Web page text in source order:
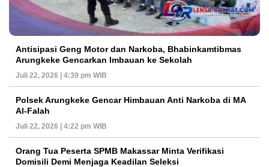
Antisipasi Geng Motor dan Narkoba, Bhabinkamtibmas
Arungkeke Gencarkan Imbauan ke Sekolah
Juli 22, 2026 | 4:39 pm WIB
Polsek Arungkeke Gencar Himbauan Anti Narkoba di MA
Al-Falah
Juli 22, 2026 | 4:22 pm WIB
Orang Tua Peserta SPMB Makassar Minta Verifikasi
Domisili Demi Menjaga Keadilan Seleksi